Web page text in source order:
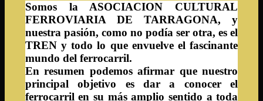
ASOCIACION CULTURAL FERROVIARIA DE
Somos la ASOCIACION CULTURAL
FERROVIARIA DE TARRAGONA, y
nuestra pasión, como no podía ser otra, es el
TREN y todo lo que envuelve el fascinante
mundo del ferrocarril.
En resumen podemos afirmar que nuestro
principal objetivo es dar a conocer el
ferrocarril en su más amplio sentido a toda